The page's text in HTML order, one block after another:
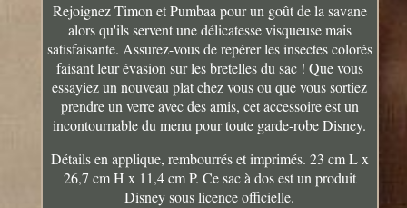
Rejoignez Timon et Pumbaa pour un goût de la savane
alors qu'ils servent une délicatesse visqueuse mais
satisfaisante. Assurez-vous de repérer les insectes colorés
faisant leur évasion sur les bretelles du sac ! Que vous
essayiez un nouveau plat chez vous ou que vous sortiez
prendre un verre avec des amis, cet accessoire est un
incontournable du menu pour toute garde-robe Disney.
Détails en applique, rembourrés et imprimés. 23 cm L x
26,7 cm H x 11,4 cm P. Ce sac à dos est un produit
Disney sous licence officielle.